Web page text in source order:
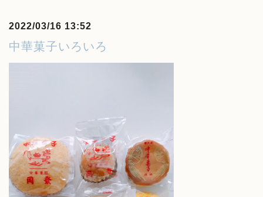
2022/03/16 13:52
中華菓子いろいろ